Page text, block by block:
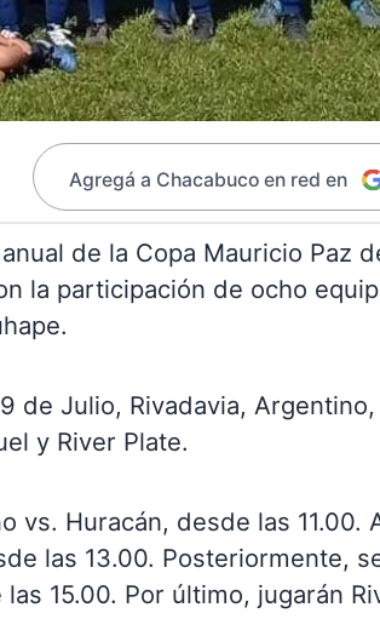
Agregá a Chacabuco en red en
de la Copa Mauricio Paz
la participación de ocho
de Julio, Rivadavia, Argentino,
y River Plate.
vs. Huracán, desde las 11.00.
las 13.00. Posteriormente,
15.00. Por último, jugarán